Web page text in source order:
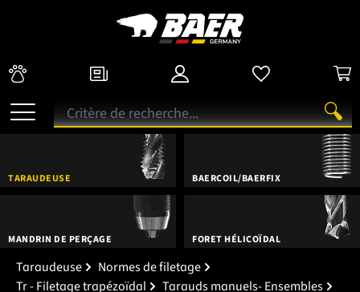
TARAUDEUSE BAERCOIL/BAERFIX
MANDRIN DE PERÇAGE FORET HÉLICOÏDAL
Taraudeuse
Normes de filetage
Tr - Filetage trapézoïdal
Tarauds manuels- Ensembles